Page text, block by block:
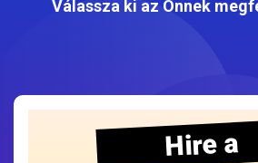
Válassza ki az Önnek
Hire a